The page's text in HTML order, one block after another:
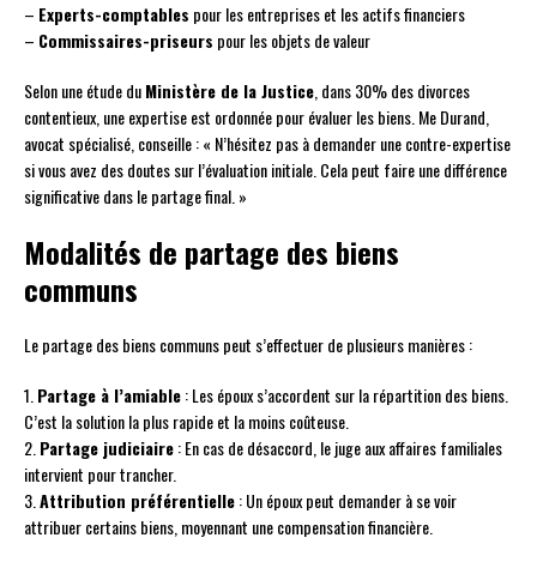
– Experts-comptables pour les entreprises et les actifs financiers
– Commissaires-priseurs pour les objets de valeur
Selon une étude duMinistère de la Justice , dans 30% des divorces
contentieux, une expertise est ordonnée pour évaluer les biens. Me Durand,
avocat spécialisé, conseille : « N’hésitez pas à demander une contre-expertise
si vous avez des doutes sur l’évaluation initiale. Cela peut faire une différence
significative dans le partage final. »
Modalités de partage des biens
communs
Le partage des biens communs peut s’effectuer de plusieurs manières :
1. Partage à l’amiable: Les époux s’accordent sur la répartition des biens.
C’est la solution la plus rapide et la moins coûteuse.
2. Partage judiciaire: En cas de désaccord, le juge aux affaires familiales
intervient pour trancher.
3. Attribution préférentielle: Un époux peut demander à se voir
attribuer certains biens, moyennant une compensation financière.